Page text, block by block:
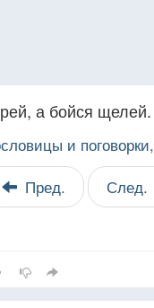
а бойся щелей.
и поговорки,
Пред. След.